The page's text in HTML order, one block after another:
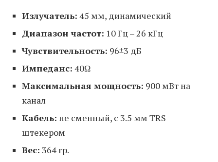
Излучатель: 45 мм, динамический
Диапазон частот: 10 Гц – 26 кГц
Чувствительность: 96±3 дБ
Импеданс: 40Ω
Максимальная мощность: 900 мВт на
канал
Кабель: не сменный, с 3.5 мм TRS
штекером
Вес: 364 гр.